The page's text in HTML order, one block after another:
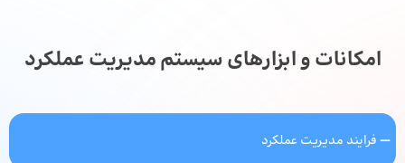
امکانات و ابزارهای سیستم مدیریت عملکرد
فرایند مدیریت عملکرد